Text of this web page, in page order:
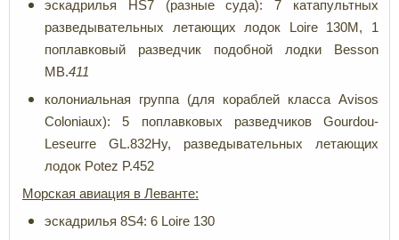
эскадрилья HS7 (разные суда): 7 катапультных
разведывательных летающих лодок Loire 130M, 1
поплавковый разведчик подобной лодки Besson
MB.411
колониальная группа (для кораблей класса Avisos
Coloniaux): 5 поплавковых разведчиков Gourdou-
Leseurre GL.832Hy, разведывательных летающих
лодок Potez P.452
Морская авиация в Леванте:
эскадрилья 8S4: 6 Loire 130